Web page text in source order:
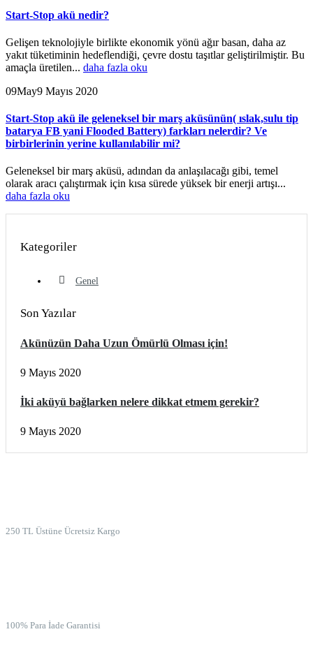
Start-Stop akü nedir?
Gelişen teknolojiyle birlikte ekonomik yönü ağır basan, daha az
yakıt tüketiminin hedeflendiği, çevre dostu taşıtlar geliştirilmiştir. Bu
amaçla üretilen... daha fazla oku
09May9 Mayıs 2020
Start-Stop akü ile geleneksel bir marş aküsünün( ıslak,sulu tip
batarya FB yani Flooded Battery) farkları nelerdir? Ve
birbirlerinin yerine kullanılabilir mi?
Geleneksel bir marş aküsü, adından da anlaşılacağı gibi, temel
olarak aracı çalıştırmak için kısa sürede yüksek bir enerji artışı...
daha fazla oku
Kategoriler
Genel
Son Yazılar
Akünüzün Daha Uzun Ömürlü Olması için!
9 Mayıs 2020
İki aküyü bağlarken nelere dikkat etmem gerekir?
9 Mayıs 2020
250 TL Üstüne Ücretsiz Kargo
100% Para İade Garantisi